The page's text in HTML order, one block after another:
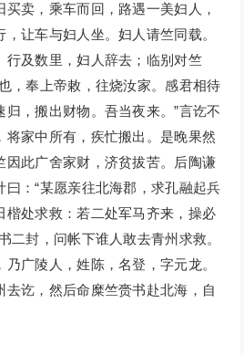
卖，乘车而回，路遇一美妇人，
让车与妇人坐。妇人请竺同载。
行及数里，妇人辞去；临别对竺
，奉上帝敕，往烧汝家。感君相待
归，搬出财物。吾当夜来。”言讫不
将家中所有，疾忙搬出。是晚果然
因此广舍家财，济贫拔苦。后陶谦
：“某愿亲往北海郡，求孔融起兵
楷处求救：若二处军马齐来，操必
二封，问帐下谁人敢去青州求救。
广陵人，姓陈，名登，字元龙。
去讫，然后命糜竺赍书赴北海，自